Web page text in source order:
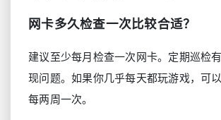
网卡多久检查一次比较合适？
建议至少每月检查一次网卡。定期巡检
现问题。如果你几乎每天都玩游戏，可
每两周一次。